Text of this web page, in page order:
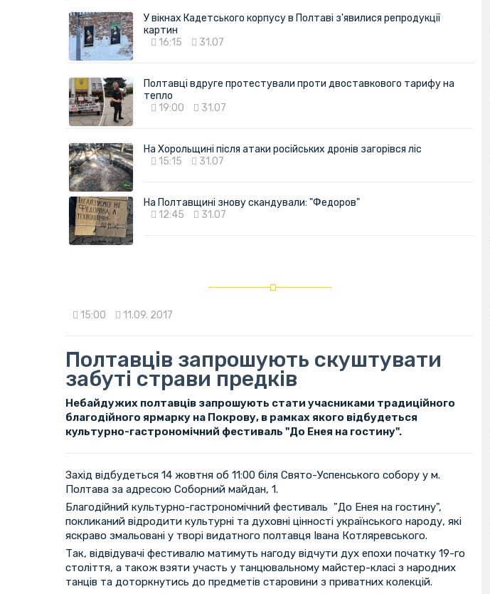
У вікнах Кадетського корпусу в Полтаві з'явилися репродукції
картин
16:15
31.07
Полтавці вдруге протестували проти двоставкового тарифу на
тепло
19:00
31.07
На Хорольщині після атаки російських дронів загорівся ліс
15:15
31.07
На Полтавщині знову скандували: "Федоров"
12:45
31.07
15:00 11.09. 2017
Полтавців запрошують скуштувати
забуті страви предків
Небайдужих полтавців запрошують стати учасниками традиційного
благодійного ярмарку на Покрову, в рамках якого відбудеться
культурно-гастрономічний фестиваль "До Енея на гостину".
Захід відбудеться 14 жовтня об 11:00 біля Свято-Успенського собору у м.
Полтава за адресою Соборний майдан, 1.
Благодійний культурно-гастрономічний фестиваль "До Енея на гостину",
покликаний відродити культурні та духовні цінності українського народу, які
яскраво змальовані у творі видатного полтавця Івана Котляревського.
Так, відвідувачі фестивалю матимуть нагоду відчути дух епохи початку 19-го
століття, а також взяти участь у танцювальному майстер-класі з народних
танців та доторкнутись до предметів старовини з приватних колекцій.